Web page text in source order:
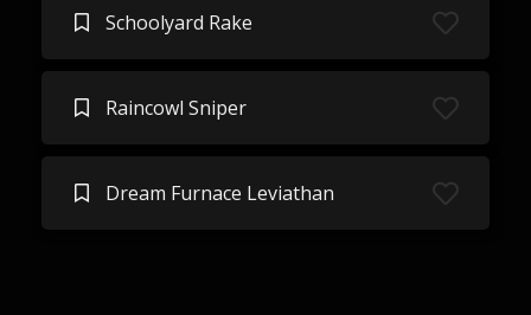
Schoolyard Rake
Raincowl Sniper
Dream Furnace Leviathan